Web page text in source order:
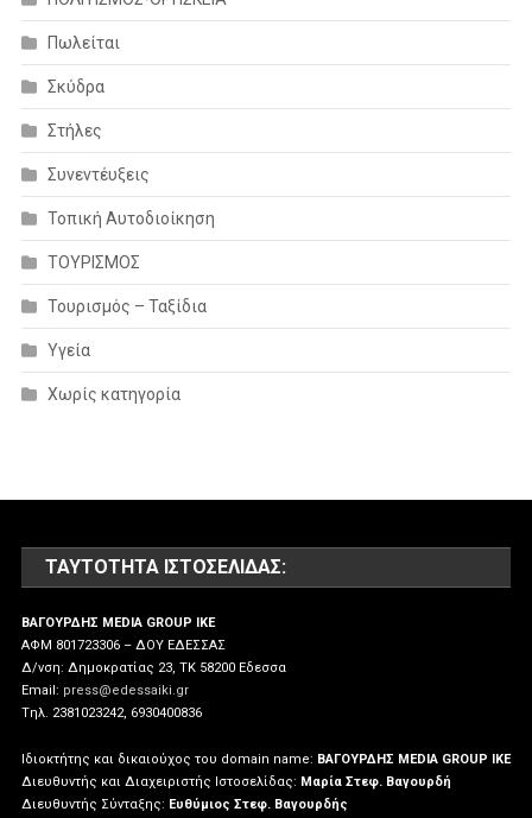
Πωλείται
Σκύδρα
Στήλες
Συνεντέυξεις
Τοπική Αυτοδιοίκηση
ΤΟΥΡΙΣΜΟΣ
Τουρισμός – Ταξίδια
Υγεία
Χωρίς κατηγορία
ΤΑΥΤΌΤΗΤΑ ΙΣΤΟΣΕΛΊΔΑΣ:
ΒΑΓΟΥΡΔΗΣ MEDIA GROUP IKE
ΑΦΜ 801723306 – ΔΟΥ ΕΔΕΣΣΑΣ
Δ/νση: Δημοκρατίας 23, ΤΚ 58200 Εδεσσα
Email: press@edessaiki.gr
Tηλ. 2381023242, 6930400836
Ιδιοκτήτης και δικαιούχος του domain name: ΒΑΓΟΥΡΔΗΣ MEDIA GROUP IKE
Διευθυντής και Διαχειριστής Ιστοσελίδας: Μαρία Στεφ. Βαγουρδή
Διευθυντής Σύνταξης: Ευθύμιος Στεφ. Βαγουρδής